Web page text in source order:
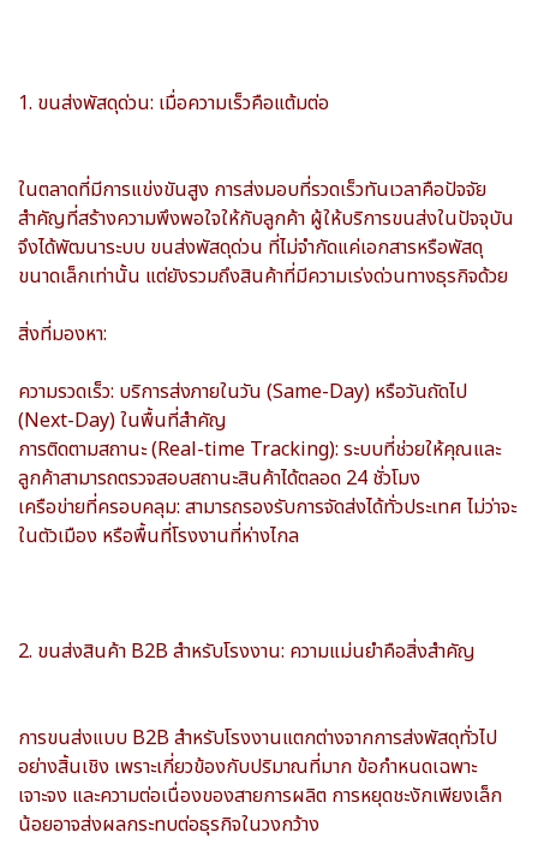
1. ขนส่งพัสดุด่วน: เมื่อความเร็วคือแต้มต่อ
ในตลาดที่มีการแข่งขันสูง การส่งมอบที่รวดเร็วทันเวลาคือปัจจัย
สำคัญที่สร้างความพึงพอใจให้กับลูกค้า ผู้ให้บริการขนส่งในปัจจุบัน
จึงได้พัฒนาระบบ ขนส่งพัสดุด่วน ที่ไม่จำกัดแค่เอกสารหรือพัสดุ
ขนาดเล็กเท่านั้น แต่ยังรวมถึงสินค้าที่มีความเร่งด่วนทางธุรกิจด้วย
สิ่งที่มองหา:
ความรวดเร็ว: บริการส่งภายในวัน (Same-Day) หรือวันถัดไป
(Next-Day) ในพื้นที่สำคัญ
การติดตามสถานะ (Real-time Tracking): ระบบที่ช่วยให้คุณและ
ลูกค้าสามารถตรวจสอบสถานะสินค้าได้ตลอด 24 ชั่วโมง
เครือข่ายที่ครอบคลุม: สามารถรองรับการจัดส่งได้ทั่วประเทศ ไม่ว่าจะ
ในตัวเมือง หรือพื้นที่โรงงานที่ห่างไกล
2. ขนส่งสินค้า B2B สำหรับโรงงาน: ความแม่นยำคือสิ่งสำคัญ
การขนส่งแบบ B2B สำหรับโรงงานแตกต่างจากการส่งพัสดุทั่วไป
อย่างสิ้นเชิง เพราะเกี่ยวข้องกับปริมาณที่มาก ข้อกำหนดเฉพาะ
เจาะจง และความต่อเนื่องของสายการผลิต การหยุดชะงักเพียงเล็ก
น้อยอาจส่งผลกระทบต่อธุรกิจในวงกว้าง